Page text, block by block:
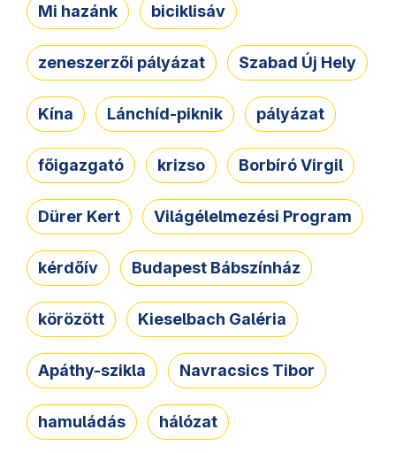
Mi hazánk biciklisáv
zeneszerzői pályázat Szabad Új Hely
Kína Lánchíd-piknik pályázat
főigazgató krizso Borbíró Virgil
Dürer Kert Világélelmezési Program
kérdőív Budapest Bábszínház
körözött Kieselbach Galéria
Apáthy-szikla Navracsics Tibor
hamuládás hálózat